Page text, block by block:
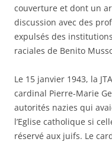
couverture et dont un
discussion avec des
expulsés des
raciales de Benito
Le 15 janvier 1943, la
cardinal Pierre-Marie
autorités nazies qui
l’Eglise catholique si
réservé aux juifs. Le